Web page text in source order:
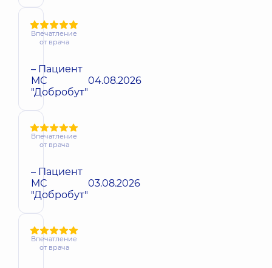
Впечатление
от врача
– Пациент
МС
"Добробут"
04.08.2026
Впечатление
от врача
– Пациент
МС
"Добробут"
03.08.2026
Впечатление
от врача